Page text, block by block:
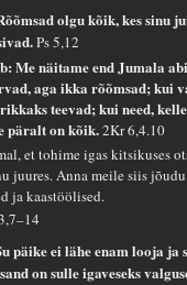
olgu kõik, kes sinu
Ps 5,12
Me näitame end Jumala
aga ikka rõõmsad; kui
teevad; kui need,
päralt on kõik.2Kr 6,4.10
et tohime igas kitsikuses
juures. Anna meile siis
ja kaastöölised.
päike ei lähe enam looja ja
on sulle igaveseks